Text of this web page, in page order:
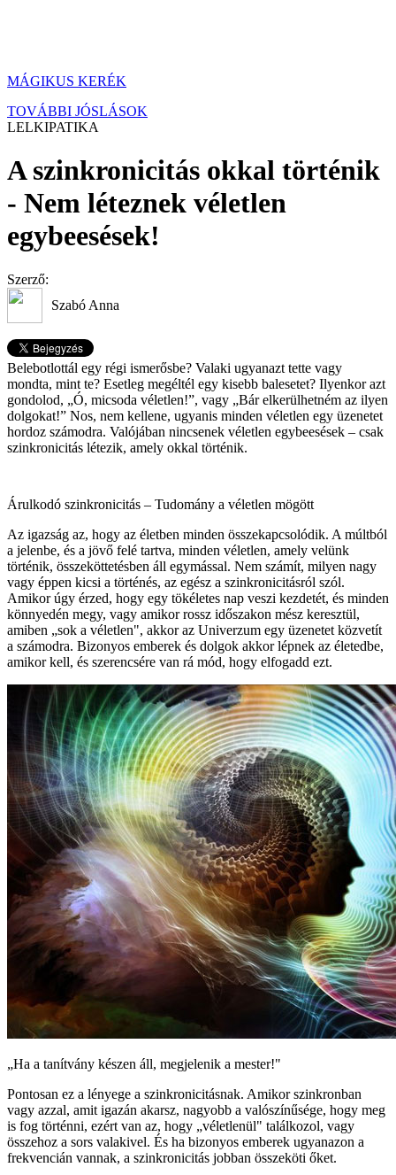
MÁGIKUS KERÉK
TOVÁBBI JÓSLÁSOK
LELKIPATIKA
A szinkronicitás okkal történik
- Nem léteznek véletlen
egybeesések!
Szerző:
Szabó Anna
Belebotlottál egy régi ismerősbe? Valaki ugyanazt tette vagy
mondta, mint te? Esetleg megéltél egy kisebb balesetet? Ilyenkor azt
gondolod, „Ó, micsoda véletlen!”, vagy „Bár elkerülhetném az ilyen
dolgokat!” Nos, nem kellene, ugyanis minden véletlen egy üzenetet
hordoz számodra. Valójában nincsenek véletlen egybeesések – csak
szinkronicitás létezik, amely okkal történik.
Árulkodó szinkronicitás – Tudomány a véletlen mögött
Az igazság az, hogy az életben minden összekapcsolódik. A múltból
a jelenbe, és a jövő felé tartva, minden véletlen, amely velünk
történik, összeköttetésben áll egymással. Nem számít, milyen nagy
vagy éppen kicsi a történés, az egész a szinkronicitásról szól.
Amikor úgy érzed, hogy egy tökéletes nap veszi kezdetét, és minden
könnyedén megy, vagy amikor rossz időszakon mész keresztül,
amiben „sok a véletlen", akkor az Univerzum egy üzenetet közvetít
a számodra. Bizonyos emberek és dolgok akkor lépnek az életedbe,
amikor kell, és szerencsére van rá mód, hogy elfogadd ezt.
„Ha a tanítvány készen áll, megjelenik a mester!"
Pontosan ez a lényege a szinkronicitásnak. Amikor szinkronban
vagy azzal, amit igazán akarsz, nagyobb a valószínűsége, hogy meg
is fog történni, ezért van az, hogy „véletlenül" találkozol, vagy
összehoz a sors valakivel. És ha bizonyos emberek ugyanazon a
frekvencián vannak, a szinkronicitás jobban összeköti őket.